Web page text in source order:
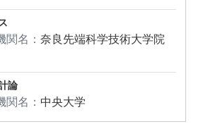
関名： 奈良先端科学技術大学院
論
関名： 中央大学